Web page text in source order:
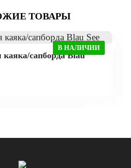
ТОВАРЫ
В НАЛИЧИИ
каяка/сапборда Blau